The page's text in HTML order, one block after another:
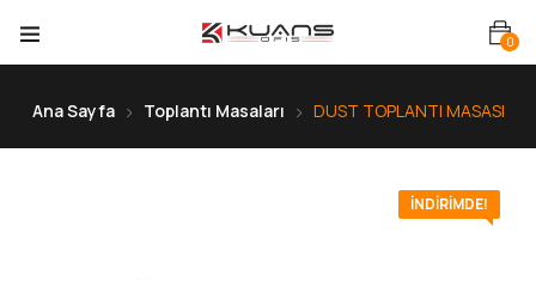
0
Ana Sayfa Toplantı Masaları DUST TOPLANTI MASASI
İNDIRIMDE!